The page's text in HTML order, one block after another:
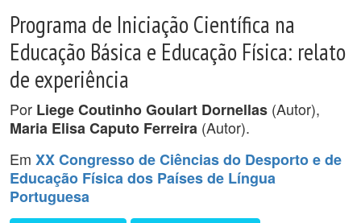
Programa de Iniciação Científica na
Educação Básica e Educação Física: relato
de experiência
Por Liege Coutinho Goulart Dornellas (Autor),
Maria Elisa Caputo Ferreira (Autor).
Em XX Congresso de Ciências do Desporto e de
Educação Física dos Países de Língua
Portuguesa